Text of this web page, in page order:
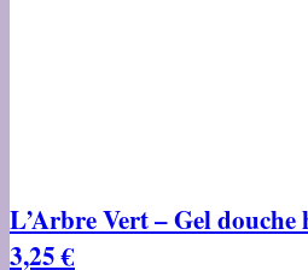
L’Arbre Vert – Gel
3,25 €